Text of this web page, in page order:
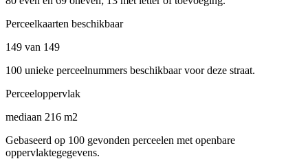
Perceelkaarten beschikbaar
149 van 149
100 unieke perceelnummers beschikbaar voor deze straat.
Perceeloppervlak
mediaan 216 m2
Gebaseerd op 100 gevonden perceelen met openbare
oppervlaktegegevens.